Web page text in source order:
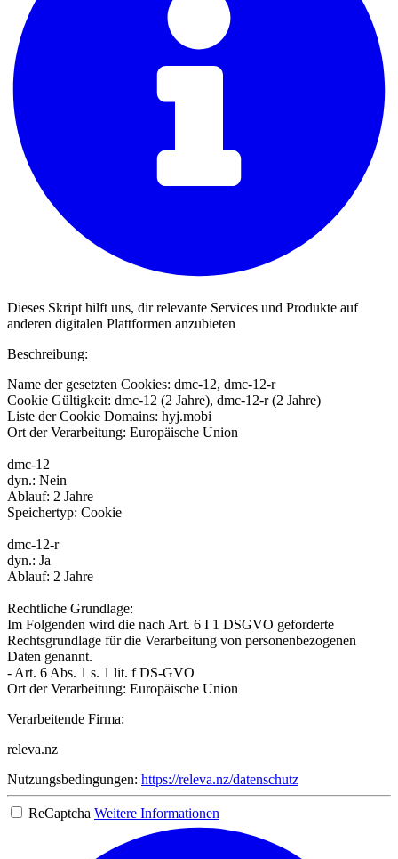
Dieses Skript hilft uns, dir relevante Services und Produkte auf
anderen digitalen Plattformen anzubieten
Beschreibung:
Name der gesetzten Cookies: dmc-12, dmc-12-r
Cookie Gültigkeit: dmc-12 (2 Jahre), dmc-12-r (2 Jahre)
Liste der Cookie Domains: hyj.mobi
Ort der Verarbeitung: Europäische Union
dmc-12
dyn.: Nein
Ablauf: 2 Jahre
Speichertyp: Cookie
dmc-12-r
dyn.: Ja
Ablauf: 2 Jahre
Rechtliche Grundlage:
Im Folgenden wird die nach Art. 6 I 1 DSGVO geforderte
Rechtsgrundlage für die Verarbeitung von personenbezogenen
Daten genannt.
- Art. 6 Abs. 1 s. 1 lit. f DS-GVO
Ort der Verarbeitung: Europäische Union
Verarbeitende Firma:
releva.nz
Nutzungsbedingungen: https://releva.nz/datenschutz
ReCaptcha Weitere Informationen